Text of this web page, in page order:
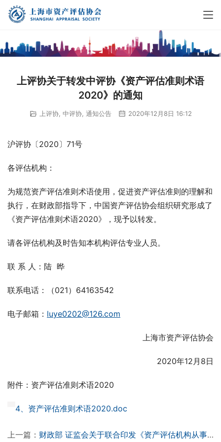
上评协关于转发中评协《资产评估准则术语
2020》的通知
上评协, 中评协, 通知公告 2020年12月8日 16:12
沪评协〔2020〕71号
各评估机构：
为规范资产评估准则术语使用，促进资产评估准则的理解和
执行，在财政部指导下，中国资产评估协会组织研究形成了
《资产评估准则术语2020》，现予以转发。
请各评估机构及时告知本机构评估专业人员。
联 系 人：陆  晔
联系电话：（021）64163542
电子邮箱： luye0202@126.com
上海市资产评估协会
2020年12月8日
附件：资产评估准则术语2020
4、资产评估准则术语2020.doc
上一篇： 财政部 证监会关于联合印发《资产评估机构从事证券服务业务备案办法》的通知